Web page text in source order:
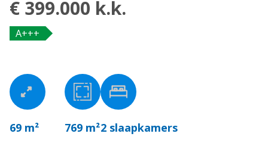
€ 399.000 k.k.
A+++
69 m² 769 m²2 slaapkamers